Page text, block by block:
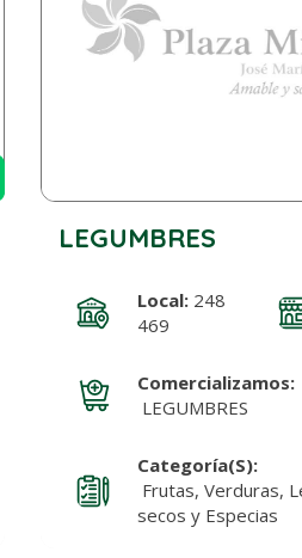
LEGUMBRES
Local:248
469
Comercializamos:
LEGUMBRES
Categoría(s):
Frutas, Verduras,
secos y Especias